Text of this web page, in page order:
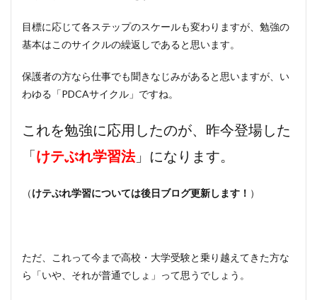
目標に応じて各ステップのスケールも変わりますが、勉強の
基本はこのサイクルの繰返しであると思います。
保護者の方なら仕事でも聞きなじみがあると思いますが、い
わゆる「PDCAサイクル」ですね。
これを勉強に応用したのが、昨今登場した
「けテぶれ学習法」になります。
（ けテぶれ学習については後日ブログ更新します！ ）
ただ、これって今まで高校・大学受験と乗り越えてきた方な
ら「いや、それが普通でしょ」って思うでしょう。